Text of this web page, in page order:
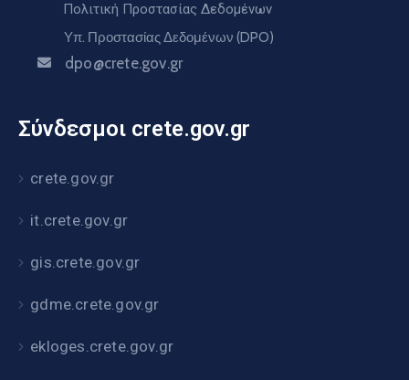
Πολιτική Προστασίας Δεδομένων
Υπ. Προστασίας Δεδομένων (DPO)
dpo@crete.gov.gr
Σύνδεσμοι crete.gov.gr
crete.gov.gr
it.crete.gov.gr
gis.crete.gov.gr
gdme.crete.gov.gr
ekloges.crete.gov.gr